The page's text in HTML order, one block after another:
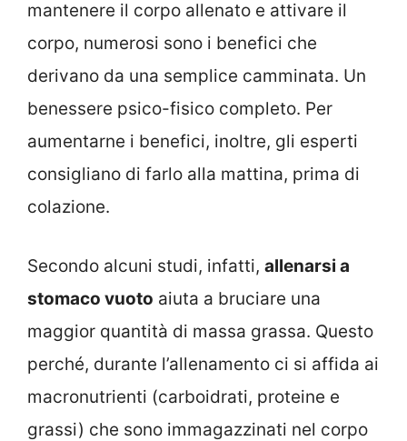
mantenere il corpo allenato e attivare il
corpo, numerosi sono i benefici che
derivano da una semplice camminata. Un
benessere psico-fisico completo. Per
aumentarne i benefici, inoltre, gli esperti
consigliano di farlo alla mattina, prima di
colazione.
Secondo alcuni studi, infatti, allenarsi a
stomaco vuoto aiuta a bruciare una
maggior quantità di massa grassa. Questo
perché, durante l’allenamento ci si affida ai
macronutrienti (carboidrati, proteine e
grassi) che sono immagazzinati nel corpo